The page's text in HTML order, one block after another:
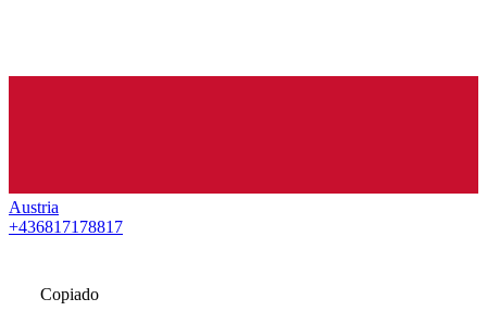
Austria
+436817178817
Copiado